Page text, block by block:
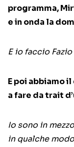
programma,
e in onda la
E io faccio
E poi abbiamo
a fare da trait
Io sono in
in qualche